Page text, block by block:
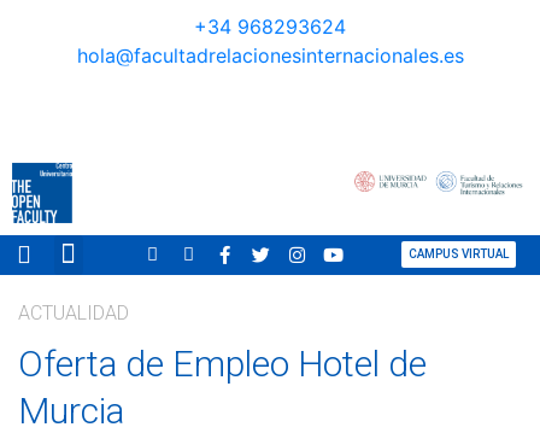
+34 968293624
hola@facultadrelacionesinternacionales.es
CAMPUS VIRTUAL
ACTUALIDAD
Oferta de Empleo Hotel de
Murcia